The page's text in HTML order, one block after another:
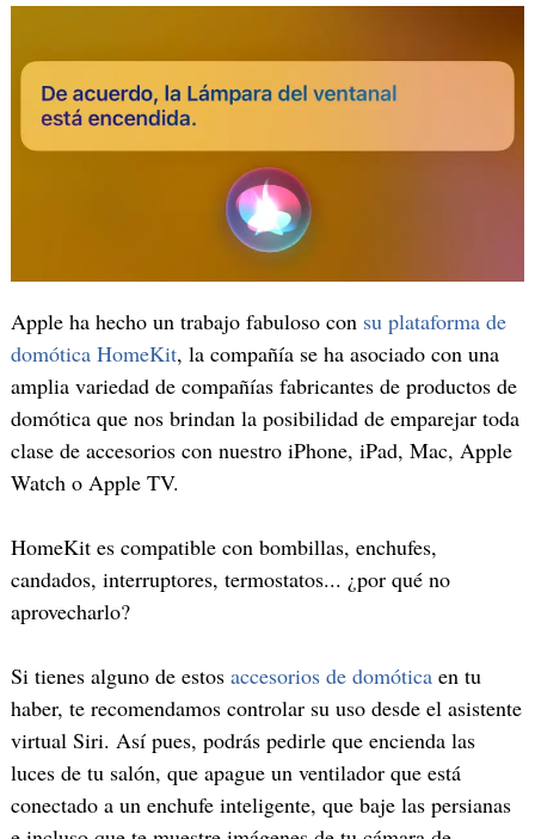
Apple ha hecho un trabajo fabuloso con su plataforma de
domótica HomeKit, la compañía se ha asociado con una
amplia variedad de compañías fabricantes de productos de
domótica que nos brindan la posibilidad de emparejar toda
clase de accesorios con nuestro iPhone, iPad, Mac, Apple
Watch o Apple TV.
HomeKit es compatible con bombillas, enchufes,
candados, interruptores, termostatos... ¿por qué no
aprovecharlo?
Si tienes alguno de estos accesorios de domóticaen tu
haber, te recomendamos controlar su uso desde el asistente
virtual Siri. Así pues, podrás pedirle que encienda las
luces de tu salón, que apague un ventilador que está
conectado a un enchufe inteligente, que baje las persianas